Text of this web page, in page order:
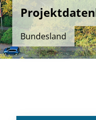
Bundesland